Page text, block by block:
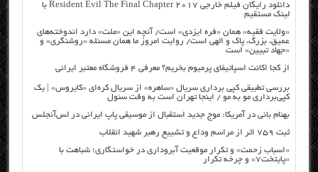
دانلود رایگان فیلم خارجی Resident Evil The Final Chapter 2017 با
لینک مستقیم
«ولایت فقیه» همان «فره ایزدی» است/ آنچه این «ملت» دارد اندوخته‌های
عمیق، بزرگ، پاک و الهی است/ روایت امروز ما همان مسئله «روشنگری» و
«جهاد تبیین» است
از کجا اکانت اسپاتیفای پرمیوم بخریم؟ معرفی ۴ فروشگاه معتبر ایرانی
بررسی تطبیقی کپی برداری سریال «ساهره» از سریال کره‌ای «کایروس» | یک
کپی‌برداری مو به مو / اینجا تهران است به وقت سئول
بهنام بانی در آمریکا: موج جدید استقبال از موسیقی پاپ ایرانی در لس‌آنجلس
ثبت ۷۵۹ اثر از مراسم وداع و تشییع رهبر شهید انقلاب
«اسباب زحمت» و تکرار موقعیت آبروداری در خواستگاری؛ شباهت با
«پایتخت۷» و چرخه تکرار